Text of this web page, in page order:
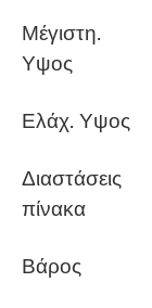
Μέγιστη.
Υψος
Ελάχ. Υψος
Διαστάσεις
πίνακα
Βάρος